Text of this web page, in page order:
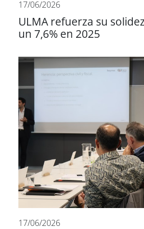
17/06/2026
ULMA refuerza su
un 7,6% en 2025
17/06/2026